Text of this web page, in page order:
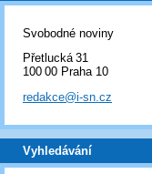
Svobodné noviny
Přetlucká 31
100 00 Praha 10
redakce@i-sn.cz
Vyhledávání